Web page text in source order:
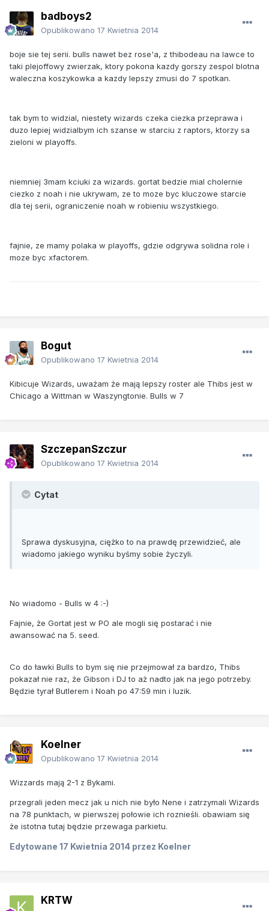
badboys2
Opublikowano 17 Kwietnia 2014
boje sie tej serii. bulls nawet bez rose'a, z thibodeau na lawce to
taki plejoffowy zwierzak, ktory pokona kazdy gorszy zespol blotna
waleczna koszykowka a kazdy lepszy zmusi do 7 spotkan.
tak bym to widzial, niestety wizards czeka ciezka przeprawa i
duzo lepiej widzialbym ich szanse w starciu z raptors, ktorzy sa
zieloni w playoffs.
niemniej 3mam kciuki za wizards. gortat bedzie mial cholernie
ciezko z noah i nie ukrywam, ze to moze byc kluczowe starcie
dla tej serii, ograniczenie noah w robieniu wszystkiego.
fajnie, ze mamy polaka w playoffs, gdzie odgrywa solidna role i
moze byc xfactorem.
Bogut
Opublikowano 17 Kwietnia 2014
Kibicuje Wizards, uważam że mają lepszy roster ale Thibs jest w
Chicago a Wittman w Waszyngtonie. Bulls w 7
SzczepanSzczur
Opublikowano 17 Kwietnia 2014
Cytat
Sprawa dyskusyjna, ciężko to na prawdę przewidzieć, ale
wiadomo jakiego wyniku byśmy sobie życzyli.
No wiadomo - Bulls w 4 :-)
Fajnie, że Gortat jest w PO ale mogli się postarać i nie
awansować na 5. seed.
Co do ławki Bulls to bym się nie przejmował za bardzo, Thibs
pokazał nie raz, że Gibson i DJ to aż nadto jak na jego potrzeby.
Będzie tyrał Butlerem i Noah po 47:59 min i luzik.
Koelner
Opublikowano 17 Kwietnia 2014
Wizzards mają 2-1 z Bykami.
przegrali jeden mecz jak u nich nie było Nene i zatrzymali Wizards
na 78 punktach, w pierwszej połowie ich roznieśli. obawiam się
że istotna tutaj będzie przewaga parkietu.
Edytowane 17 Kwietnia 2014 przez Koelner
KRTW